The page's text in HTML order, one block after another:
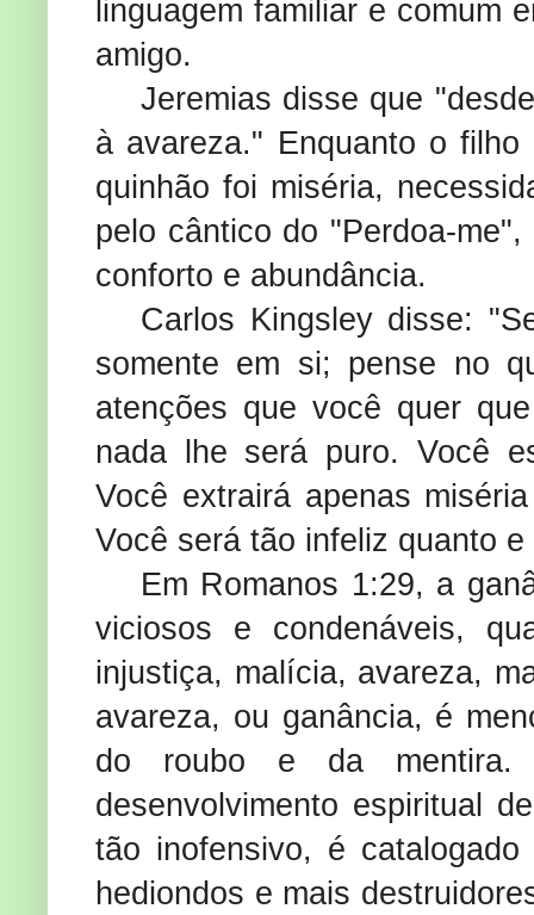
linguagem familiar e comum
amigo.
Jeremias disse que
à avareza." Enquanto o
quinhão foi miséria,
pelo cântico do "Perdoa-
conforto e abundância.
Carlos Kingsley disse:
somente em si; pense no
atenções que você quer
nada lhe será puro. Você
Você extrairá apenas
Você será tão infeliz quanto
Em Romanos 1:29, a
viciosos e condenáveis,
injustiça, malícia, avareza,
avareza, ou ganância, é
do roubo e da mentira.
desenvolvimento espiritual
tão inofensivo, é
hediondos e mais